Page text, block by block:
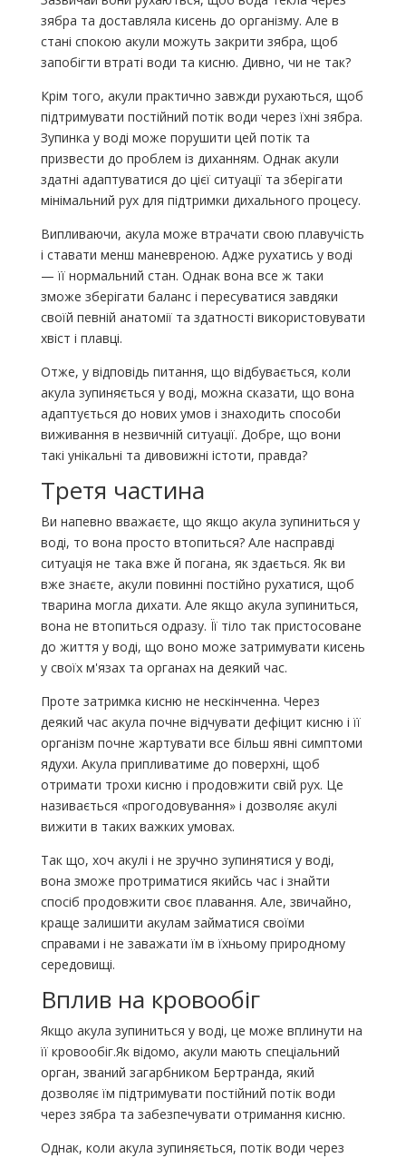
зябра та доставляла кисень до організму. Але в
стані спокою акули можуть закрити зябра, щоб
запобігти втраті води та кисню. Дивно, чи не так?
Крім того, акули практично завжди рухаються, щоб
підтримувати постійний потік води через їхні зябра.
Зупинка у воді може порушити цей потік та
призвести до проблем із диханням. Однак акули
здатні адаптуватися до цієї ситуації та зберігати
мінімальний рух для підтримки дихального процесу.
Випливаючи, акула може втрачати свою плавучість
і ставати менш маневреною. Адже рухатись у воді
— її нормальний стан. Однак вона все ж таки
зможе зберігати баланс і пересуватися завдяки
своїй певній анатомії та здатності використовувати
хвіст і плавці.
Отже, у відповідь питання, що відбувається, коли
акула зупиняється у воді, можна сказати, що вона
адаптується до нових умов і знаходить способи
виживання в незвичній ситуації. Добре, що вони
такі унікальні та дивовижні істоти, правда?
Третя частина
Ви напевно вважаєте, що якщо акула зупиниться у
воді, то вона просто втопиться? Але насправді
ситуація не така вже й погана, як здається. Як ви
вже знаєте, акули повинні постійно рухатися, щоб
тварина могла дихати. Але якщо акула зупиниться,
вона не втопиться одразу. Її тіло так пристосоване
до життя у воді, що воно може затримувати кисень
у своїх м'язах та органах на деякий час.
Проте затримка кисню не нескінченна. Через
деякий час акула почне відчувати дефіцит кисню і її
організм почне жартувати все більш явні симптоми
ядухи. Акула припливатиме до поверхні, щоб
отримати трохи кисню і продовжити свій рух. Це
називається «прогодовування» і дозволяє акулі
вижити в таких важких умовах.
Так що, хоч акулі і не зручно зупинятися у воді,
вона зможе протриматися якийсь час і знайти
спосіб продовжити своє плавання. Але, звичайно,
краще залишити акулам займатися своїми
справами і не заважати їм в їхньому природному
середовищі.
Вплив на кровообіг
Якщо акула зупиниться у воді, це може вплинути на
її кровообіг.Як відомо, акули мають спеціальний
орган, званий загарбником Бертранда, який
дозволяє їм підтримувати постійний потік води
через зябра та забезпечувати отримання кисню.
Однак, коли акула зупиняється, потік води через